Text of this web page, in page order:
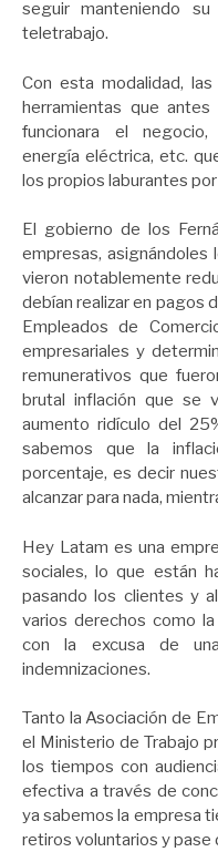
seguir manteniendo
teletrabajo.
Con esta modalidad,
herramientas que
funcionara el
energía eléctrica, etc.
los propios laburantes
El gobierno de los
empresas, asignándoles
vieron notablemente
debían realizar en pagos
Empleados de
empresariales y
remunerativos que
brutal inflación que se
aumento ridículo del
sabemos que la
porcentaje, es decir
alcanzar para nada,
Hey Latam es una
sociales, lo que están
pasando los clientes y
varios derechos como
con la excusa de
indemnizaciones.
Tanto la Asociación de
el Ministerio de Trabajo
los tiempos con
efectiva a través de
ya sabemos la empresa
retiros voluntarios y pase